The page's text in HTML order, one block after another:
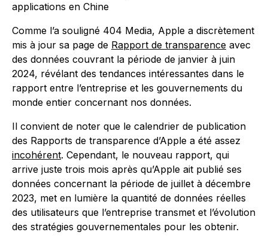
Comme l’a souligné 404 Media, Apple a discrètement
mis à jour sa page de Rapport de transparence avec
des données couvrant la période de janvier à juin
2024, révélant des tendances intéressantes dans le
rapport entre l’entreprise et les gouvernements du
monde entier concernant nos données.
Il convient de noter que le calendrier de publication
des Rapports de transparence d’Apple a été assez
incohérent. Cependant, le nouveau rapport, qui
arrive juste trois mois après qu’Apple ait publié ses
données concernant la période de juillet à décembre
2023, met en lumière la quantité de données réelles
des utilisateurs que l’entreprise transmet et l’évolution
des stratégies gouvernementales pour les obtenir.